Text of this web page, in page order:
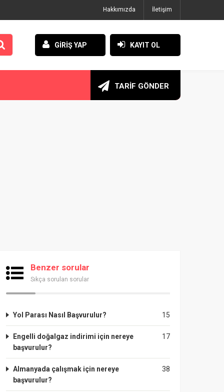
Hakkımızda İletişim
GİRİŞ YAP KAYIT OL
TARİF GÖNDER
Benzer sorular
Sıkça sorulan sorular
15
Yol Parası Nasıl Başvurulur?
17
Engelli doğalgaz indirimi için nereye
başvurulur?
38
Almanyada çalışmak için nereye
başvurulur?